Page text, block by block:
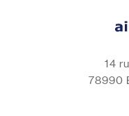
14
78990